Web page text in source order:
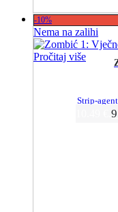
-10%
Nema na zalihi
Pročitaj više
Strip-agent